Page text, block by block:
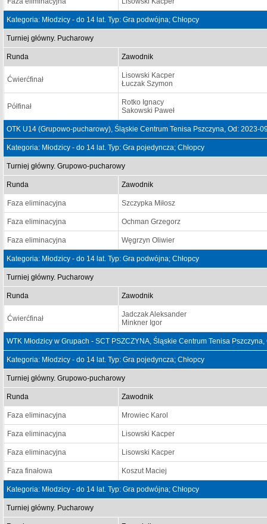
Kategoria: Młodzicy - do 14 lat. Typ: Gra podwójna; Chłopcy
Turniej główny. Pucharowy
Runda Zawodnik
Ćwierćfinał
Lisowski Kacper
Łuczak Szymon
Półfinał
Rotko Ignacy
Sakowski Paweł
OTK U14 (Grupowo-pucharowy), Śląskie Centrum Tenisa Pszczyna, Od: 2023-
Kategoria: Młodzicy - do 14 lat. Typ: Gra pojedyncza; Chłopcy
Turniej główny. Grupowo-pucharowy
Runda Zawodnik
Faza eliminacyjna Szczypka Miłosz
Faza eliminacyjna Ochman Grzegorz
Faza eliminacyjna Węgrzyn Oliwier
Kategoria: Młodzicy - do 14 lat. Typ: Gra podwójna; Chłopcy
Turniej główny. Pucharowy
Runda Zawodnik
Ćwierćfinał
Jadczak Aleksander
Minkner Igor
WTK Młodzicy w Grupach - SCT PSZCZYNA, Śląskie Centrum Tenisa
Kategoria: Młodzicy - do 14 lat. Typ: Gra pojedyncza; Chłopcy
Turniej główny. Grupowo-pucharowy
Runda Zawodnik
Faza eliminacyjna Mrowiec Karol
Faza eliminacyjna Lisowski Kacper
Faza eliminacyjna Lisowski Kacper
Faza finałowa Koszut Maciej
Kategoria: Młodzicy - do 14 lat. Typ: Gra podwójna; Chłopcy
Turniej główny. Pucharowy